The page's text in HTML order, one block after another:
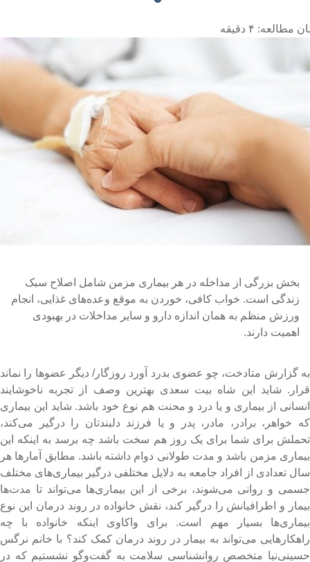
مطالعه: ۴ دقیقه
بخش بزرگی از مداخله در هر بیماری مزمن شامل اصلاح سبک
زندگی است. خواب کافی، خوردن به موقع وعده‌های غذایی، انجام
ورزش منظم به همان اندازه دارو و سایر مداخلات در بهبودی
اهمیت دارند.
گزارش متادخت، چو عضوی بدرد آورد روزگار/ دیگر عضوها را نماند
شاید این شاه بیت سعدی بهترین وصف از تجربه ناخوشایند
از بیماری و یا درد و محنت هم نوع خود باشد. شاید این بیماری
خواهر، برادر، مادر، پدر و یا فرزند دلبندتان را درگیر می‌کند،
برای شما برای یک روز هم سخت باشد چه برسد به اینکه این
مزمن باشد و مدت طولانی دوام داشته باشد. مطابق آمارها هر
تعدادی از افراد جامعه به دلایل مختلفی درگیر بیماری‌های مختلف
و روانی می‌شوند، برخی از این بیماری‌ها می‌تواند تا مدت‌ها
و اطرافیانش را درگیر کند، نقش خانواده‌ در روند درمان این نوع
بسیار مهم است. برای واکاوی اینکه خانواده با چه
می‌تواند به بیمار در روند درمان کمک کند؟ با خانم نرگس
متخصص روانشناسی سلامت به گفت‌وگو نشستیم که در